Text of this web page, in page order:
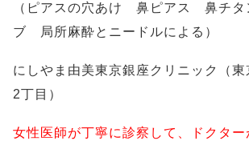
（ピアスの穴あけ 鼻ピアス 鼻チタ
ブ 局所麻酔とニードルによる）
にしやま由美東京銀座クリニック（
2丁目）
女性医師が丁寧に診察して、ドクタ